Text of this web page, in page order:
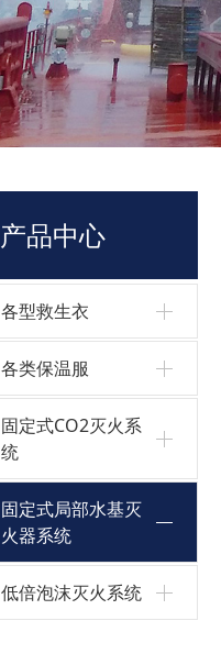
产品中心
各型救生衣
各类保温服
固定式CO2灭火系
统
固定式局部水基灭
火器系统
低倍泡沫灭火系统